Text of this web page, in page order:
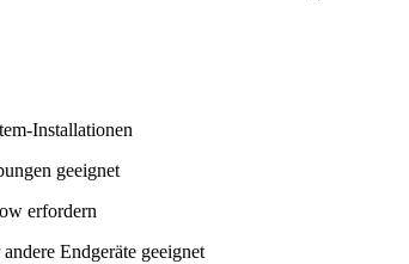
Installationen
geeignet
erfordern
Endgeräte geeignet